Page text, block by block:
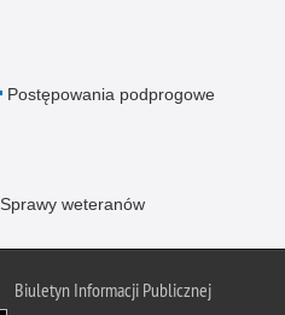
Postępowania podprogowe
Sprawy weteranów
Biuletyn Informacji Publicznej